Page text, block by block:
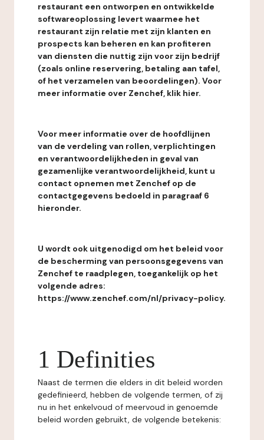
restaurant een ontworpen en ontwikkelde
softwareoplossing levert waarmee het
restaurant zijn relatie met zijn klanten en
prospects kan beheren en kan profiteren
van diensten die nuttig zijn voor zijn bedrijf
(zoals online reservering, betaling aan tafel,
of het verzamelen van beoordelingen). Voor
meer informatie over Zenchef, klik hier.
Voor meer informatie over de hoofdlijnen
van de verdeling van rollen, verplichtingen
en verantwoordelijkheden in geval van
gezamenlijke verantwoordelijkheid, kunt u
contact opnemen met Zenchef op de
contactgegevens bedoeld in paragraaf 6
hieronder.
U wordt ook uitgenodigd om het beleid voor
de bescherming van persoonsgegevens van
Zenchef te raadplegen, toegankelijk op het
volgende adres:
https://www.zenchef.com/nl/privacy-policy.
1 Definities
Naast de termen die elders in dit beleid worden
gedefinieerd, hebben de volgende termen, of zij
nu in het enkelvoud of meervoud in genoemde
beleid worden gebruikt, de volgende betekenis: